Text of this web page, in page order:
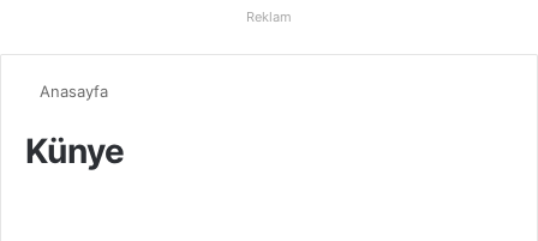
Reklam
Anasayfa
Künye